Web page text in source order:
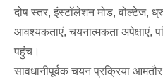
दोष स्तर, इंस्टॉलेशन मोड, वोल्टेज,
आवश्यकताएं, चयनात्मकता अपेक्षाएं,
पहुंच।
सावधानीपूर्वक चयन प्रक्रिया